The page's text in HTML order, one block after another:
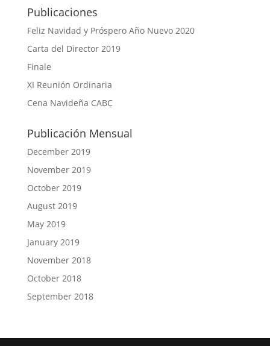
Publicaciones
Feliz Navidad y Próspero Año Nuevo 2020
Carta del Director 2019
Finale
XI Reunión Ordinaria
Cena Navideña CABC
Publicación Mensual
December 2019
November 2019
October 2019
August 2019
May 2019
January 2019
November 2018
October 2018
September 2018